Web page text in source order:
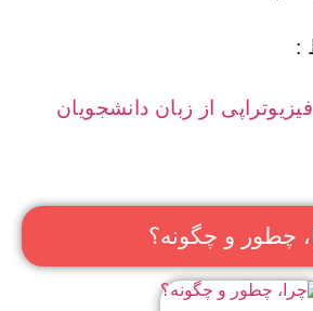
:
از زبان دانشجویان
چطور و چگونه؟